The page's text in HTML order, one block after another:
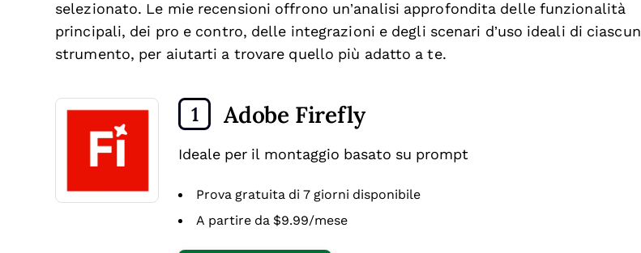
selezionato. Le mie recensioni offrono un’analisi approfondita delle funzionalità
principali, dei pro e contro, delle integrazioni e degli scenari d’uso ideali di ciascun
strumento, per aiutarti a trovare quello più adatto a te.
1 Adobe Firefly
Ideale per il montaggio basato su prompt
Prova gratuita di 7 giorni disponibile
A partire da $9.99/mese